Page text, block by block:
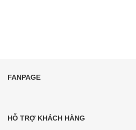
FANPAGE
HỖ TRỢ KHÁCH HÀNG